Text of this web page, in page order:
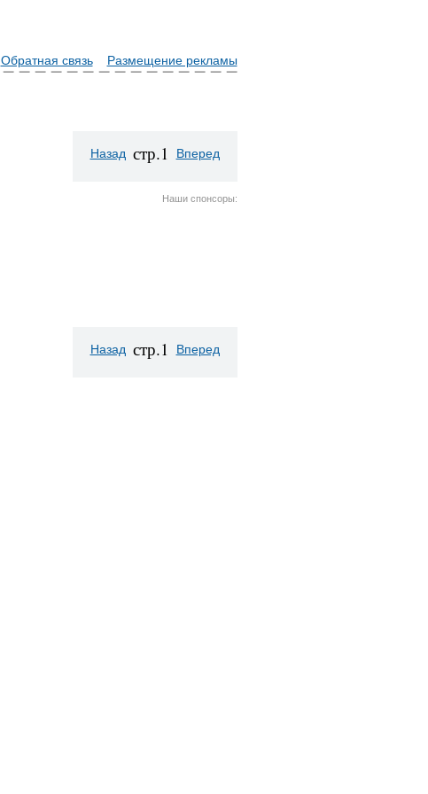
Обратная связь Размещение рекламы
Назад стр.1 Вперед
Наши спонсоры:
Назад стр.1 Вперед